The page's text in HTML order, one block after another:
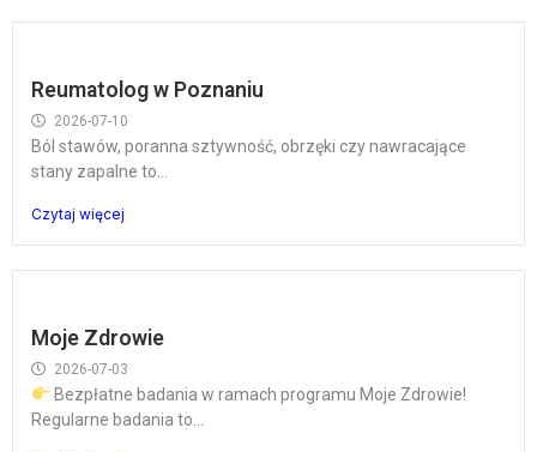
Reumatolog w Poznaniu
2026-07-10
Ból stawów, poranna sztywność, obrzęki czy nawracające
stany zapalne to...
Czytaj więcej
Moje Zdrowie
2026-07-03
Bezpłatne badania w ramach programu Moje Zdrowie!
Regularne badania to...